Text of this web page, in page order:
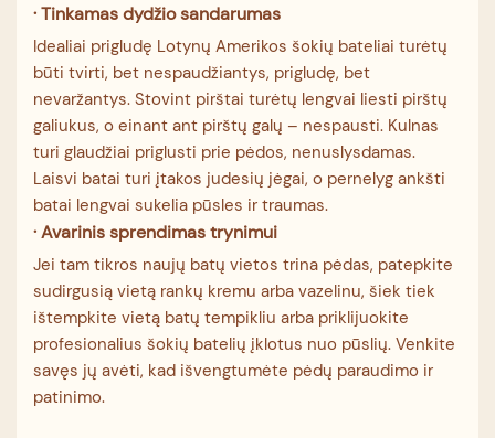
·Tinkamas dydžio sandarumas
Idealiai prigludę Lotynų Amerikos šokių bateliai turėtų
būti tvirti, bet nespaudžiantys, prigludę, bet
nevaržantys. Stovint pirštai turėtų lengvai liesti pirštų
galiukus, o einant ant pirštų galų – nespausti. Kulnas
turi glaudžiai priglusti prie pėdos, nenuslysdamas.
Laisvi batai turi įtakos judesių jėgai, o pernelyg ankšti
batai lengvai sukelia pūsles ir traumas.
· Avarinis sprendimas trynimui
Jei tam tikros naujų batų vietos trina pėdas, patepkite
sudirgusią vietą rankų kremu arba vazelinu, šiek tiek
ištempkite vietą batų tempikliu arba priklijuokite
profesionalius šokių batelių įklotus nuo pūslių. Venkite
savęs jų avėti, kad išvengtumėte pėdų paraudimo ir
patinimo.